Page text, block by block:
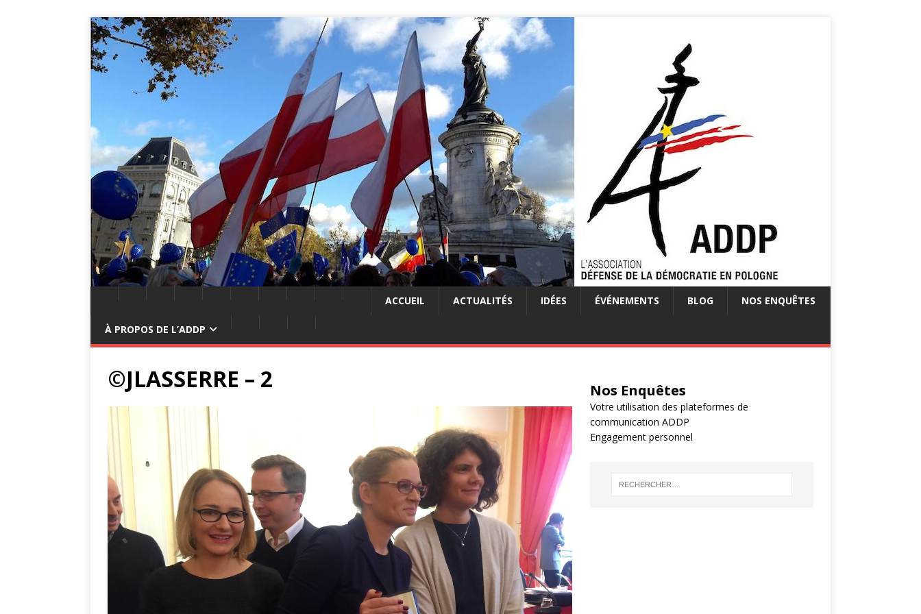
ACCUEIL ACTUALITÉS IDÉES ÉVÉNEMENTS BLOG NOS ENQUÊTES
À PROPOS DE L’ADDP
©JLASSERRE – 2 Nos Enquêtes
Votre utilisation des plateformes de
communication ADDP
Engagement personnel